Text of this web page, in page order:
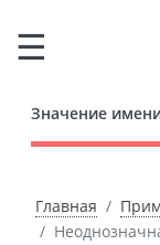
Значение
Главная